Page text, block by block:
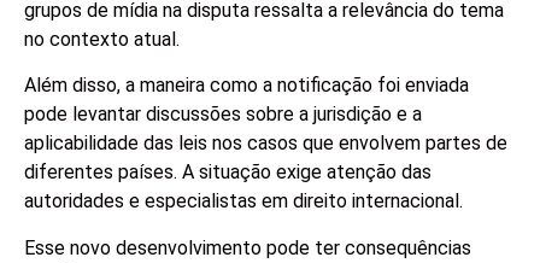
grupos de mídia na disputa ressalta a relevância do tema
no contexto atual.
Além disso, a maneira como a notificação foi enviada
pode levantar discussões sobre a jurisdição e a
aplicabilidade das leis nos casos que envolvem partes de
diferentes países. A situação exige atenção das
autoridades e especialistas em direito internacional.
Esse novo desenvolvimento pode ter consequências